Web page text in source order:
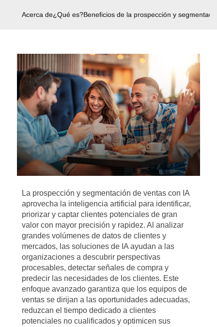
Acerca de¿Qué es?Beneficios de la prospección y
La prospección y segmentación de ventas con IA
aprovecha la inteligencia artificial para identificar,
priorizar y captar clientes potenciales de gran
valor con mayor precisión y rapidez. Al analizar
grandes volúmenes de datos de clientes y
mercados, las soluciones de IA ayudan a las
organizaciones a descubrir perspectivas
procesables, detectar señales de compra y
predecir las necesidades de los clientes. Este
enfoque avanzado garantiza que los equipos de
ventas se dirijan a las oportunidades adecuadas,
reduzcan el tiempo dedicado a clientes
potenciales no cualificados y optimicen sus